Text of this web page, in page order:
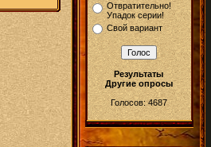
Отвратительно!
Упадок серии!
Свой вариант
Результаты
Другие опросы
Голосов: 4687